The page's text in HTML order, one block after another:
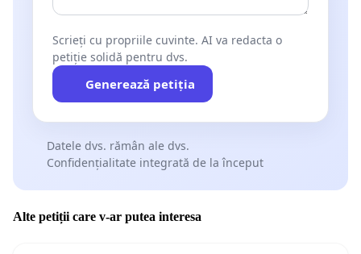
Scrieți cu propriile cuvinte. AI va redacta o
petiție solidă pentru dvs.
Generează petiția
Datele dvs. rămân ale dvs.
Confidențialitate integrată de la început
Alte petiții care v-ar putea interesa